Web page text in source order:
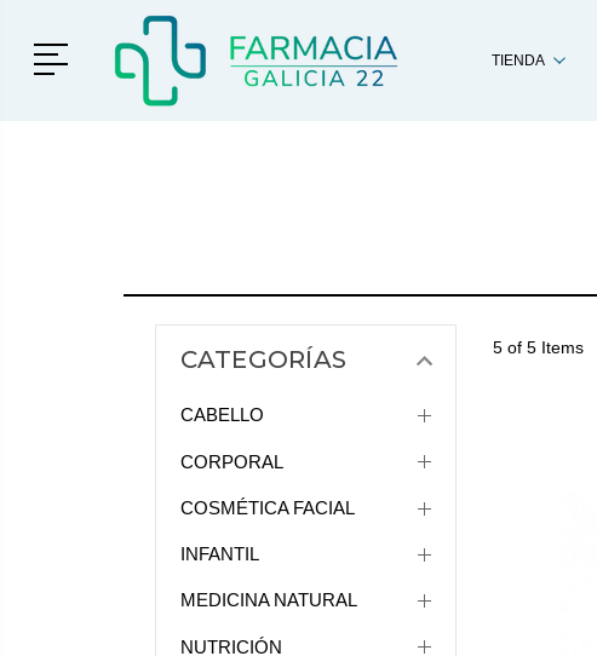
Menú TIENDA
CATEGORÍAS
CABELLO
CORPORAL
COSMÉTICA FACIAL
INFANTIL
MEDICINA NATURAL
NUTRICIÓN
5 of 5 Items